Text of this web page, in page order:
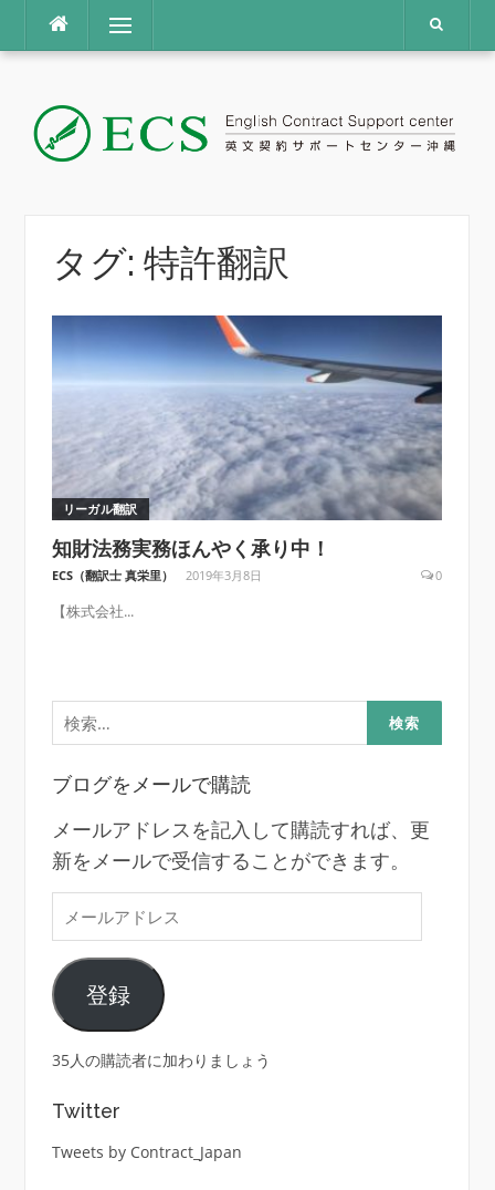
テ
メニュー
タグ: 特許翻訳
リーガル翻訳
知財法務実務ほんやく承り中！
ECS（翻訳士 真栄里） 2019年3月8日 0
【株式会社...
検
索:
ブログをメールで購読
メールアドレスを記入して購読すれば、更
新をメールで受信することができます。
ー
ル
ア
ド
レ
登録
35人の購読者に加わりましょう
Twitter
Tweets by Contract_Japan